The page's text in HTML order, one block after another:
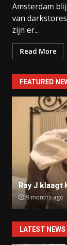
Amsterdam
van
zijn er...
Read More
FEATURED
Ray J klaagt
9 months ago
LATEST NEWS